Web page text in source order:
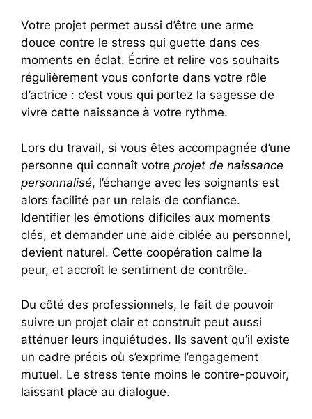
Votre projet permet aussi d’être une arme
douce contre le stress qui guette dans ces
moments en éclat. Écrire et relire vos souhaits
régulièrement vous conforte dans votre rôle
d’actrice : c’est vous qui portez la sagesse de
vivre cette naissance à votre rythme.
Lors du travail, si vous êtes accompagnée d’une
personne qui connaît votre projet de naissance
personnalisé, l’échange avec les soignants est
alors facilité par un relais de confiance.
Identifier les émotions dificiles aux moments
clés, et demander une aide ciblée au personnel,
devient naturel. Cette coopération calme la
peur, et accroît le sentiment de contrôle.
Du côté des professionnels, le fait de pouvoir
suivre un projet clair et construit peut aussi
atténuer leurs inquiétudes. Ils savent qu’il existe
un cadre précis où s’exprime l’engagement
mutuel. Le stress tente moins le contre-pouvoir,
laissant place au dialogue.